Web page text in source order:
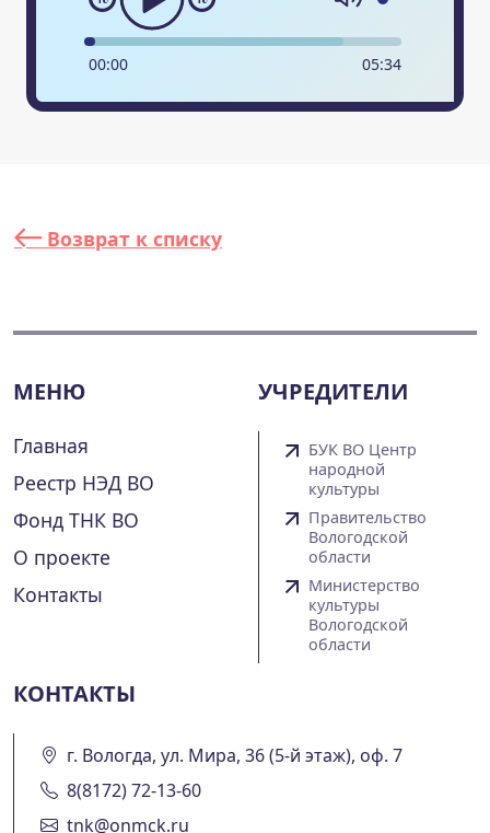
00:00 05:34
Возврат к списку
МЕНЮ
Главная
Реестр НЭД ВО
Фонд ТНК ВО
О проекте
Контакты
УЧРЕДИТЕЛИ
БУК ВО Центр
народной
культуры
Правительство
Вологодской
области
Министерство
культуры
Вологодской
области
КОНТАКТЫ
г. Вологда, ул. Мира, 36 (5-й этаж), оф. 7
8(8172) 72-13-60
tnk@onmck.ru